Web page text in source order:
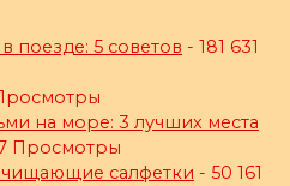
поезде: 5 советов - 181 631
на море: 3 лучших места
Просмотры
салфетки - 50 161